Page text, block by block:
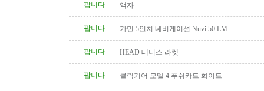
팝니다 액자
팝니다 가민 5인치 네비게이션 Nuvi 50 LM
팝니다 HEAD 테니스 라켓
팝니다 클릭기어 모델 4 푸쉬카트 화이트